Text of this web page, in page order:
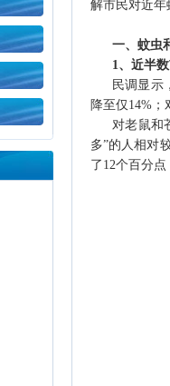
解市民对近年
一、蚊虫
1、近半
民调显示
降至仅14%；
对老鼠和
多”的人相对
了12个百分点